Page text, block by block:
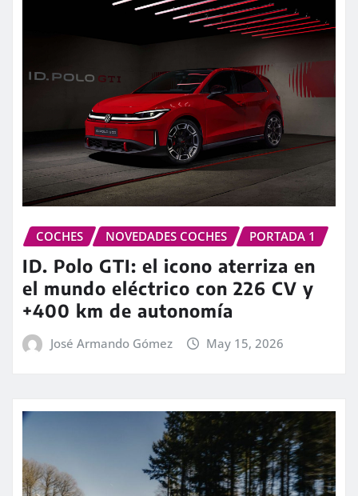
COCHES NOVEDADES COCHES PORTADA 1
ID. Polo GTI: el icono aterriza en
el mundo eléctrico con 226 CV y
+400 km de autonomía
José Armando Gómez May 15, 2026